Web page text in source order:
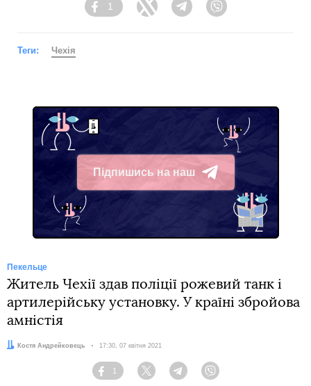
Facebook
1
Twitter TelegramViber
Теги: Чехія
Підпишись на наш
Telegram
Пекельце
Житель Чехії здав поліції рожевий танк і
артилерійську установку. У країні збройова
амністія
Автор:Костя Андрейковець Дата:
17:30, 07 квітня 2021
Facebook
1
Twitter TelegramViber